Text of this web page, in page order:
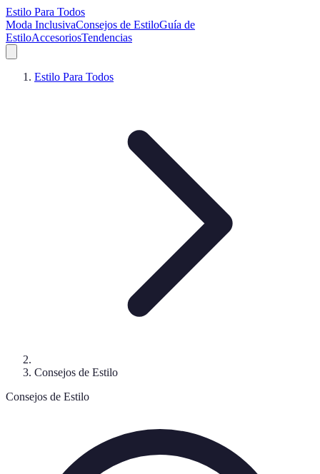
Estilo Para Todos
Moda InclusivaConsejos de EstiloGuía de
EstiloAccesoriosTendencias
Estilo Para Todos
Consejos de Estilo
Consejos de Estilo